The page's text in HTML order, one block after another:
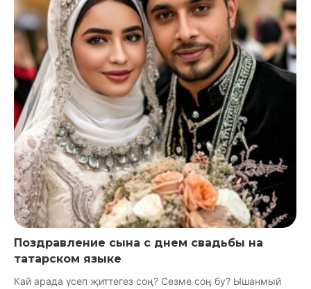
Поздравление сына с днем свадьбы на
татарском языке
Кай арада үсеп җиттегез соң? Сезме соң бу? Ышанмый